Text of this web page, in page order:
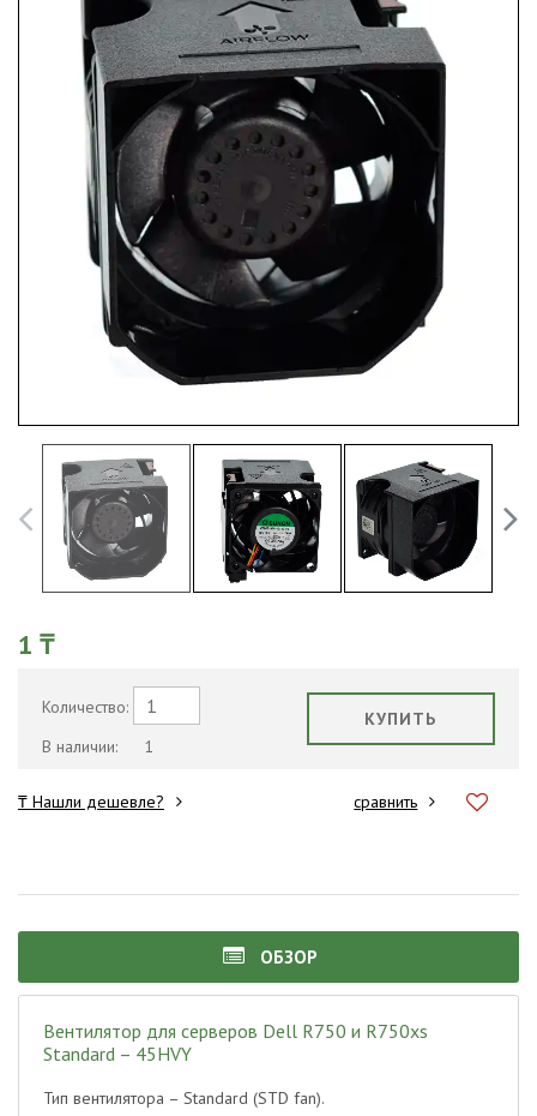
1 ₸
Количество:
В наличии:
1
КУПИТЬ
₸ Нашли дешевле? сравнить
ОБЗОР
Вентилятор для серверов Dell R750 и R750xs
Standard – 45HVY
Тип вентилятора – Standard (STD fan).